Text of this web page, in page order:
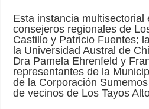
Esta instancia multisectorial
consejeros regionales de
Castillo y Patricio Fuentes;
la Universidad Austral de
Dra Pamela Ehrenfeld y
representantes de la
de la Corporación
de vecinos de Los Tayos